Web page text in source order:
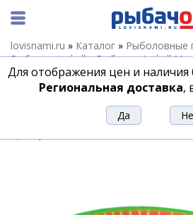
lovisnami.ru » Каталог » Рыболовные
Воблеры Jackall»Воблеры Jackall
Mag Squad 128 SP dragon fruit mat
Воблер Jackall Mag
dragon fruit mat tiger
Для отображения цен и наличия
Региональная доставка,